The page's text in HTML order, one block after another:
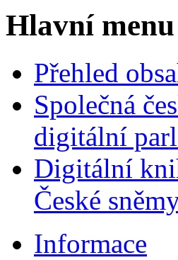
Hlavní menu
Přehled
Společná
digitální
Digitální
České
Informace